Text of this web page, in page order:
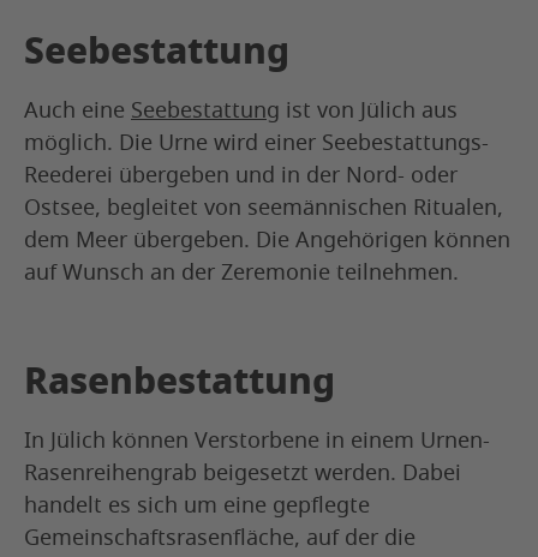
Seebestattung
Auch eine Seebestattung ist von Jülich aus
möglich. Die Urne wird einer Seebestattungs-
Reederei übergeben und in der Nord- oder
Ostsee, begleitet von seemännischen Ritualen,
dem Meer übergeben. Die Angehörigen können
auf Wunsch an der Zeremonie teilnehmen.
Rasenbestattung
In Jülich können Verstorbene in einem Urnen-
Rasenreihengrab beigesetzt werden. Dabei
handelt es sich um eine gepflegte
Gemeinschaftsrasenfläche, auf der die